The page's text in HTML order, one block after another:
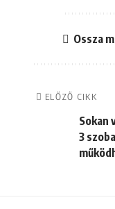
Ossza
ELŐZŐ CIKK
Sokan
3